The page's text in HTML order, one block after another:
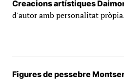
Creacions artístiques
d'autor amb personalitat
Figures de pessebre